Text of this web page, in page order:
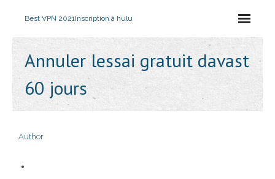
Best VPN 2021Inscription à hulu
Annuler lessai gratuit davast
60 jours
Author